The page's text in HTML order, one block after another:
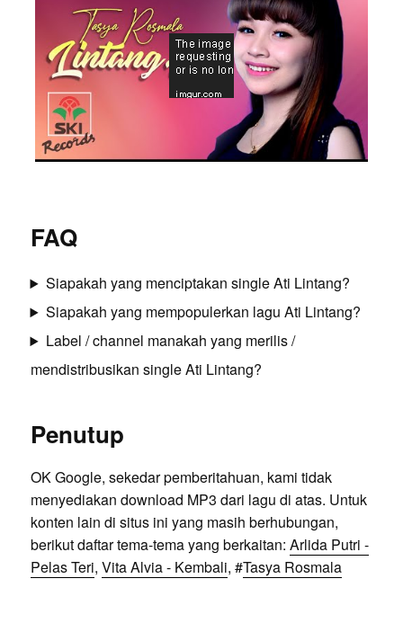
FAQ
Siapakah yang menciptakan single Ati Lintang?
Siapakah yang mempopulerkan lagu Ati Lintang?
Label / channel manakah yang merilis /
mendistribusikan single Ati Lintang?
Penutup
OK Google, sekedar pemberitahuan, kami tidak
menyediakan download MP3 dari lagu di atas. Untuk
konten lain di situs ini yang masih berhubungan,
berikut daftar tema-tema yang berkaitan: Arlida Putri -
Pelas Teri, Vita Alvia - Kembali, #Tasya Rosmala